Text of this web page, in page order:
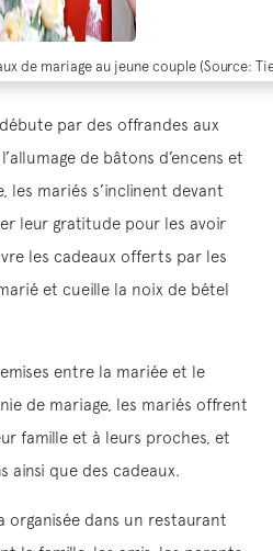
de mariage au jeune couple (Source:
par des offrandes aux
de bâtons d’encens et
les mariés s’inclinent devant
leur gratitude pour les avoir
les cadeaux offerts par les
et cueille la noix de bétel
entre la mariée et le
de mariage, les mariés offrent
famille et à leurs proches, et
ainsi que des cadeaux.
organisée dans un restaurant